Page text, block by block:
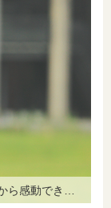
環境・建築・意匠の知識を身につけて、 心から感動できるようになりたい。